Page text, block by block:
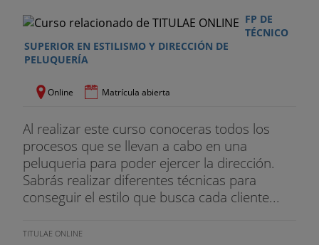
FP DE
TÉCNICO
SUPERIOR EN ESTILISMO Y DIRECCIÓN DE
PELUQUERÍA
Online Matrícula abierta
Al realizar este curso conoceras todos los
procesos que se llevan a cabo en una
peluqueria para poder ejercer la dirección.
Sabrás realizar diferentes técnicas para
conseguir el estilo que busca cada cliente...
TITULAE ONLINE